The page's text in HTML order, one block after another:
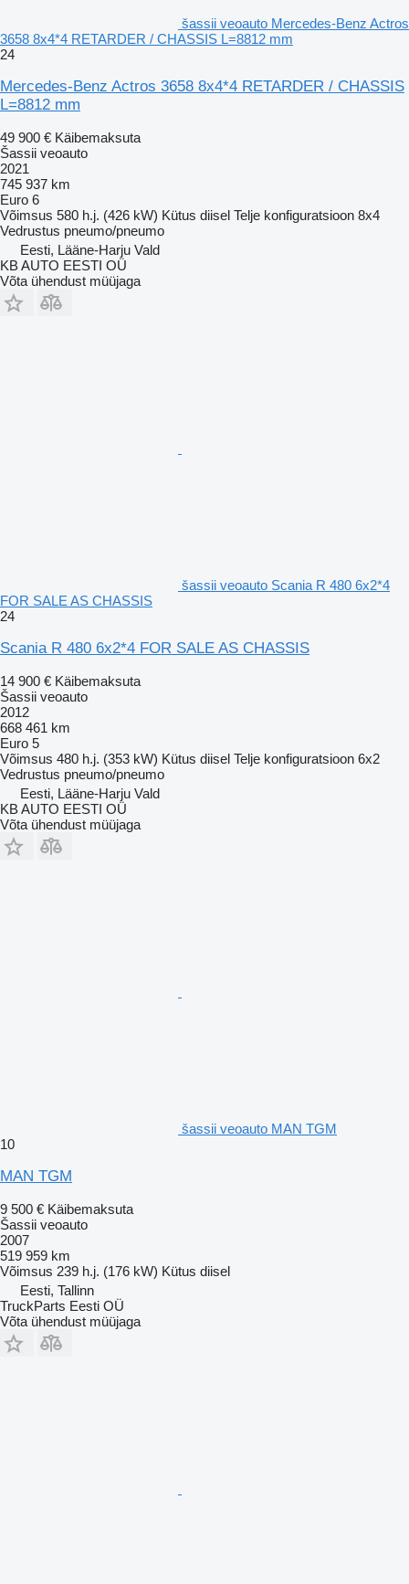
šassii veoauto Mercedes-Benz Actros
3658 8x4*4 RETARDER / CHASSIS L=8812 mm
24
Mercedes-Benz Actros 3658 8x4*4 RETARDER / CHASSIS
L=8812 mm
49 900 € Käibemaksuta
Šassii veoauto
2021
745 937 km
Euro 6
Võimsus 580 h.j. (426 kW) Kütus diisel Telje konfiguratsioon 8x4
Vedrustus pneumo/pneumo
Eesti, Lääne-Harju Vald
KB AUTO EESTI OÜ
Võta ühendust müüjaga
šassii veoauto Scania R 480 6x2*4
FOR SALE AS CHASSIS
24
Scania R 480 6x2*4 FOR SALE AS CHASSIS
14 900 € Käibemaksuta
Šassii veoauto
2012
668 461 km
Euro 5
Võimsus 480 h.j. (353 kW) Kütus diisel Telje konfiguratsioon 6x2
Vedrustus pneumo/pneumo
Eesti, Lääne-Harju Vald
KB AUTO EESTI OÜ
Võta ühendust müüjaga
šassii veoauto MAN TGM
10
MAN TGM
9 500 € Käibemaksuta
Šassii veoauto
2007
519 959 km
Võimsus 239 h.j. (176 kW) Kütus diisel
Eesti, Tallinn
TruckParts Eesti OÜ
Võta ühendust müüjaga